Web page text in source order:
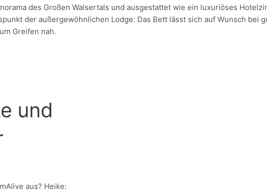
des Großen Walsertals und ausgestattet wie ein luxuriöses
der außergewöhnlichen Lodge: Das Bett lässt sich auf Wunsch
Greifen nah.
und
aus? Heike: